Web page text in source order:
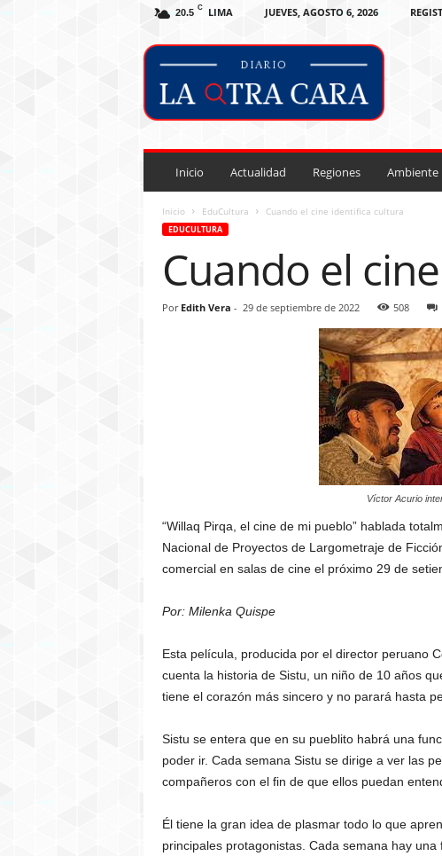
20.5 C LIMA JUEVES, AGOSTO 6, 2026
i
i
L
O
Inicio Actualidad Regiones Ambiente
Inicio EduCultura Cuando el cine identifica cultura
EDUCULTURA
Cuando el
Por Edith Vera - 29 de septiembre de 2022 508
Víctor Acurio
“Willaq Pirqa, el cine de mi pueblo” hablada
Nacional de Proyectos de Largometraje de
comercial en salas de cine el próximo 29 de
Por: Milenka Quispe
Esta película, producida por el director peruano
cuenta la historia de Sistu, un niño de 10 años
tiene el corazón más sincero y no parará hasta
Sistu se entera que en su pueblito habrá una
poder ir. Cada semana Sistu se dirige a ver las
compañeros con el fin de que ellos puedan
Él tiene la gran idea de plasmar todo lo que
principales protagonistas. Cada semana hay